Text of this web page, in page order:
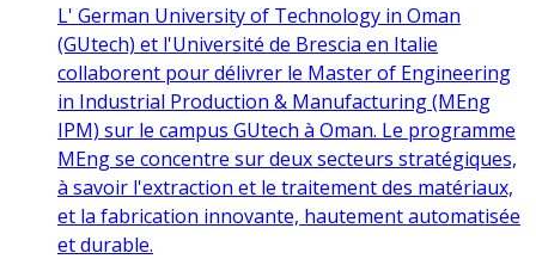
L' German University of Technology in Oman
(GUtech) et l'Université de Brescia en Italie
collaborent pour délivrer le Master of Engineering
in Industrial Production & Manufacturing (MEng
IPM) sur le campus GUtech à Oman. Le programme
MEng se concentre sur deux secteurs stratégiques,
à savoir l'extraction et le traitement des matériaux,
et la fabrication innovante, hautement automatisée
et durable.